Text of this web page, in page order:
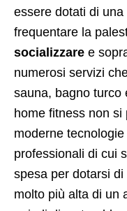
essere dotati di
frequentare la
socializzare e
numerosi servizi
sauna, bagno turco
home fitness non
moderne
professionali di cui
spesa per dotarsi
molto più alta di un